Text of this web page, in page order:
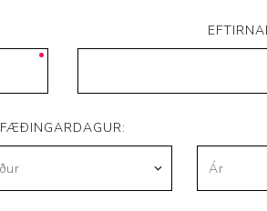
FÆÐINGARDAGUR: